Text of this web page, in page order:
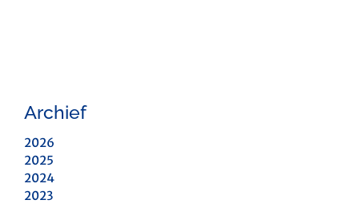
Archief
2026
2025
2024
2023